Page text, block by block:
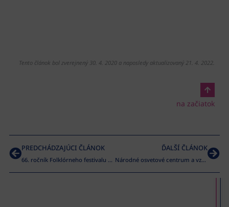
Tento článok bol zverejnený 30. 4. 2020 a naposledy aktualizovaný 21. 4. 2022.
na začiatok
PREDCHÁDZAJÚCI ČLÁNOK
66. ročník Folklórneho festivalu Východná 2020 sa presúva na 1. – 4. júla 2021
ĎALŠÍ ČLÁNOK
Národné osvetové centrum a vzdelávanie 2007-2018